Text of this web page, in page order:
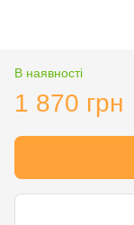
В наявності
1 870 грн